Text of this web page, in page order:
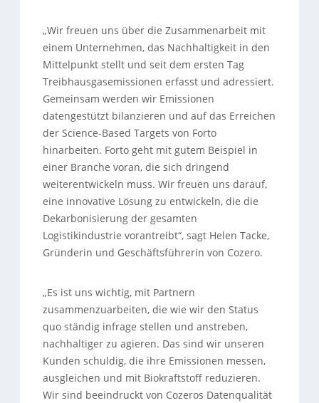
„Wir freuen uns über die Zusammenarbeit mit
einem Unternehmen, das Nachhaltigkeit in den
Mittelpunkt stellt und seit dem ersten Tag
Treibhausgasemissionen erfasst und adressiert.
Gemeinsam werden wir Emissionen
datengestützt bilanzieren und auf das Erreichen
der Science-Based Targets von Forto
hinarbeiten. Forto geht mit gutem Beispiel in
einer Branche voran, die sich dringend
weiterentwickeln muss. Wir freuen uns darauf,
eine innovative Lösung zu entwickeln, die die
Dekarbonisierung der gesamten
Logistikindustrie vorantreibt“, sagt Helen Tacke,
Gründerin und Geschäftsführerin von Cozero.
„Es ist uns wichtig, mit Partnern
zusammenzuarbeiten, die wie wir den Status
quo ständig infrage stellen und anstreben,
nachhaltiger zu agieren. Das sind wir unseren
Kunden schuldig, die ihre Emissionen messen,
ausgleichen und mit Biokraftstoff reduzieren.
Wir sind beeindruckt von Cozeros Datenqualität